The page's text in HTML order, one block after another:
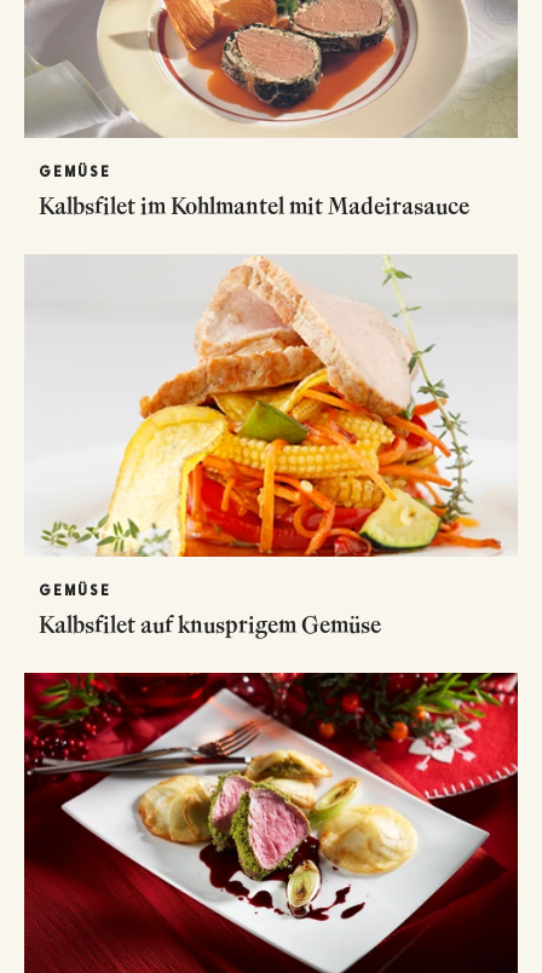
GEMÜSE
Kalbsfilet im Kohlmantel mit Madeirasauce
GEMÜSE
Kalbsfilet auf knusprigem Gemüse